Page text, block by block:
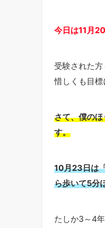
今日は11月
受験された
惜しくも目標
さて、僕の
す。
10月23日は
ら歩いて5分
たしか3～4